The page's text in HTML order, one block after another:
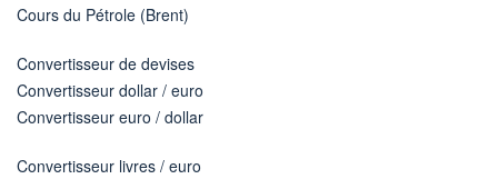
Cours du Pétrole (Brent)
Convertisseur de devises
Convertisseur dollar / euro
Convertisseur euro / dollar
Convertisseur livres / euro